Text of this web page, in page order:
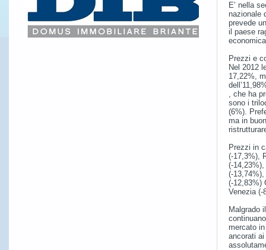
E’ nella
nazionale
prevede
il paese
Prezzi e
Nel 2012
17,22%,
, che ha
sono i
(6%).
ma in
Prezzi in
(-17,3%),
(-
(-
(-12,83%)
Venezia (-
Malgrado
mercato
ancorati